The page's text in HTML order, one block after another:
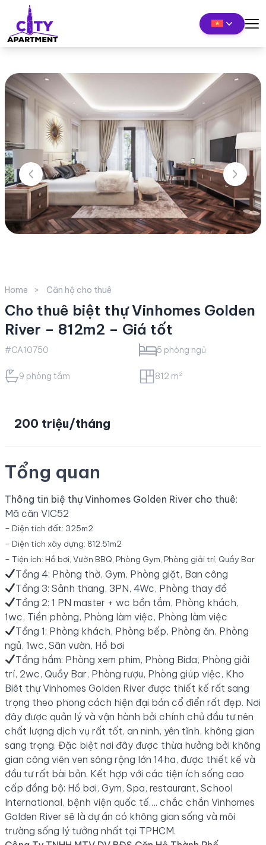
Home Căn hộ cho thuê
Cho thuê biệt thự Vinhomes Golden
River – 812m2 – Giá tốt
#CA10750 5 phòng ngủ
9 phòng tắm 812 m²
200 triệu/tháng
Tổng quan
Thông tin biệ thự Vinhomes Golden River cho thuê:
Mã căn VIC52
– Diện tích đất: 325m2
– Diện tích xây dựng: 812.51m2
– Tiện ích: Hồ bơi, Vườn BBQ, Phòng Gym, Phòng giải trí, Quầy Bar
Tầng 4: Phòng thờ, Gym, Phòng giặt, Ban công
Tầng 3: Sảnh thang, 3PN, 4Wc, Phòng thay đồ
Tầng 2: 1 PN master + wc bồn tắm, Phòng khách,
1wc, Tiền phòng, Phòng làm việc, Phòng làm việc
Tầng 1: Phòng khách, Phòng bếp, Phòng ăn, Phòng
ngủ, 1wc, Sân vườn, Hồ bơi
Tầng hầm: Phòng xem phim, Phòng Bida, Phòng giải
trí, 2wc, Quầy Bar, Phòng rượu, Phòng giúp việc, Kho
Biêt thự Vinhomes Golden River được thiết kế rất sang
trọng theo phong cách hiện đại bán cổ điển rất đẹp. Nơi
đây được quản lý và vận hành bởi chính chủ đầu tư nên
chất lượng dịch vụ rất tốt, an ninh, yên tĩnh, không gian
sang trọng. Đặc biệt nơi đây được thừa hưởng bởi không
gian công viên ven sông rộng lớn 14ha, được thiết kế và
đầu tư rất bài bản. Kết hợp với các tiện ích sống cao
cấp đồng bộ: Hồ bơi, Gym, Spa, restaurant, School
International, bệnh viện quốc tế…. chắc chắn Vinhomes
Golden River sẽ là dự án có không gian sống và môi
trường sống lý tưởng nhất tại TPHCM.